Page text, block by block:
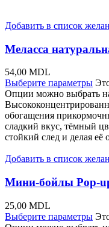
Добавить в список
Меласса
54,00 MDL
Выберите параметры
Опции можно выбрать
обогащения
сладкий вкус, тёмный
стойкий след и делая
Добавить в список
Мини-бойлы Pop-
25,00 MDL
Выберите параметры